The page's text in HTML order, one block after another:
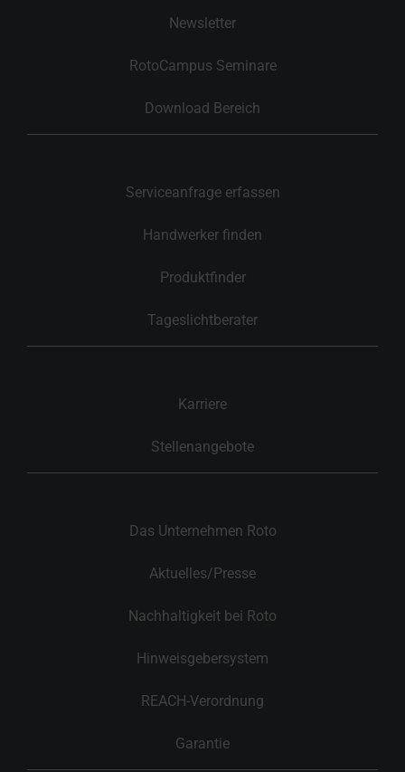
Newsletter
RotoCampus Seminare
Download Bereich
Serviceanfrage erfassen
Handwerker finden
Produktfinder
Tageslichtberater
Karriere
Stellenangebote
Das Unternehmen Roto
Aktuelles/Presse
Nachhaltigkeit bei Roto
Hinweisgebersystem
REACH-Verordnung
Garantie